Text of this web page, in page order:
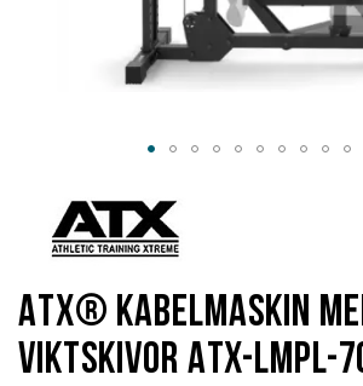
ATX® kabelmaskin
viktskivor ATX-LMPL-
början
bildgalleriet